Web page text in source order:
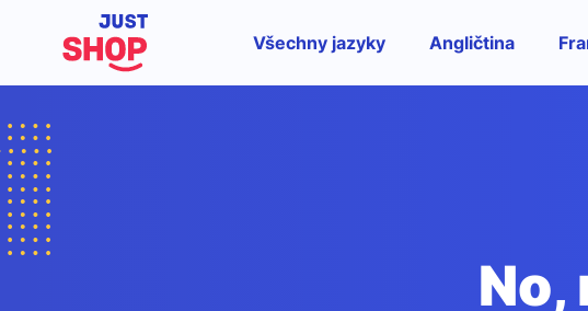
Všechny jazyky Angličtina